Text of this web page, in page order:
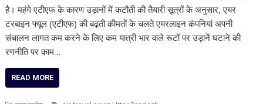
है। महंगे एटीएफ के कारण उड़ानों में कटौती की तैयारी सूत्रों के अनुसार, एयर
टरबाइन फ्यूल (एटीएफ) की बढ़ती कीमतों के चलते एयरलाइन कंपनियां अपनी
संचालन लागत कम करने के लिए कम यात्री भार वाले रूटों पर उड़ानें घटाने की
रणनीति पर काम…
READ MORE